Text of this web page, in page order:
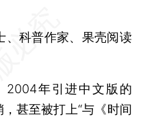
科普作家、果壳阅读
年引进中文版的
，甚至被打上“与《时间